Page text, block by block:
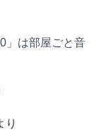
」は部屋ごと音
り